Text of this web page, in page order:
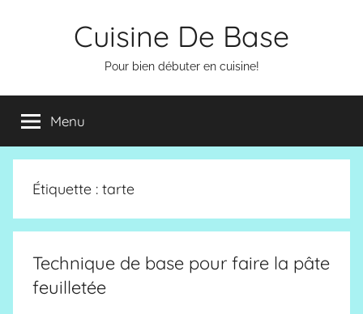
Cuisine De Base
Pour bien débuter en cuisine!
Menu
Étiquette : tarte
Technique de base pour faire la pâte
feuilletée